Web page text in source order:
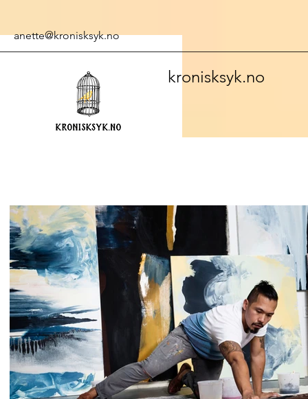
anette@kronisksyk.no
kronisksyk.no